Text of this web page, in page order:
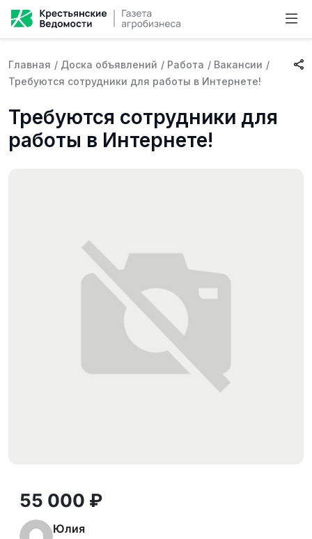
Главная / Доска объявлений / Работа / Вакансии /
Требуются сотрудники для работы в Интернете!
Требуются сотрудники для
работы в Интернете!
55 000 ₽
Юлия